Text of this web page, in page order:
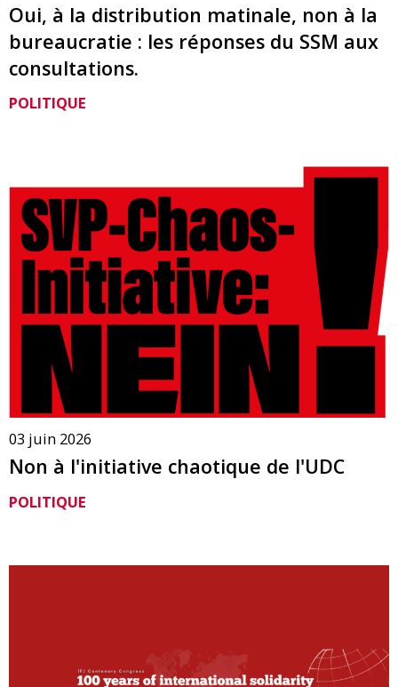
Oui, à la distribution matinale, non à la
bureaucratie : les réponses du SSM aux
consultations.
POLITIQUE
03 juin 2026
Non à l'initiative chaotique de l'UDC
POLITIQUE